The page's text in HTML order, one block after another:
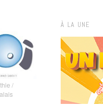
/
À LA UNE